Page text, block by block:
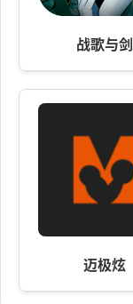
战歌与剑
迈极炫